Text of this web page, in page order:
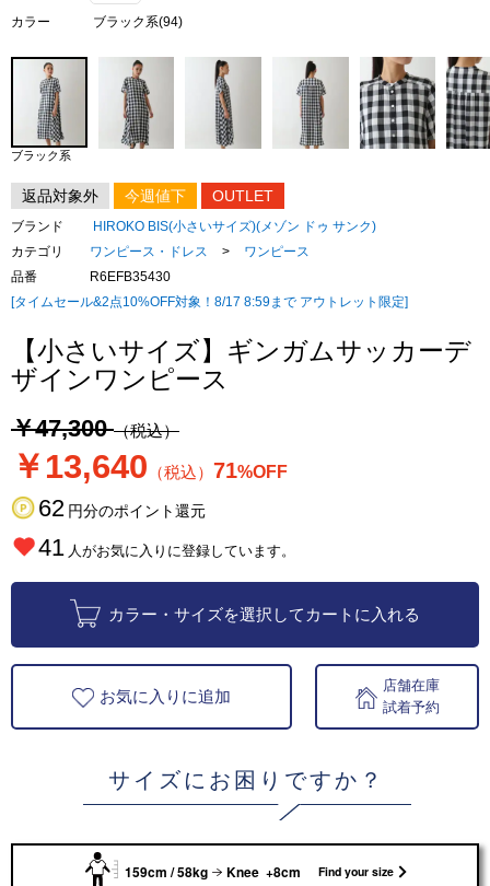
カラー ブラック系(94)
ブラック系
返品対象外 今週値下 OUTLET
ブランド
HIROKO BIS(小さいサイズ)(メゾン ドゥ サンク)
カテゴリ
ワンピース・ドレス >
ワンピース
品番
R6EFB35430
[タイムセール&2点10%OFF対象！8/17 8:59まで アウトレット限定]
【小さいサイズ】ギンガムサッカーデ
ザインワンピース
￥47,300（税込）
￥13,640 （税込） 71%OFF
62 円分のポイント還元
41 人がお気に入りに登録しています。
カラー・サイズを選択してカートに入れる
お気に入りに追加
店舗在庫
試着予約
サイズにお困りですか？
159cm / 58kg Knee +8cm Find your size